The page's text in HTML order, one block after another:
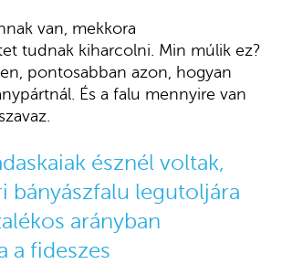
van, mekkora
tudnak kiharcolni. Min múlik ez?
pontosabban azon, hogyan
És a falu mennyire van
észnél voltak,
bányászfalu legutoljára
arányban
a fideszes